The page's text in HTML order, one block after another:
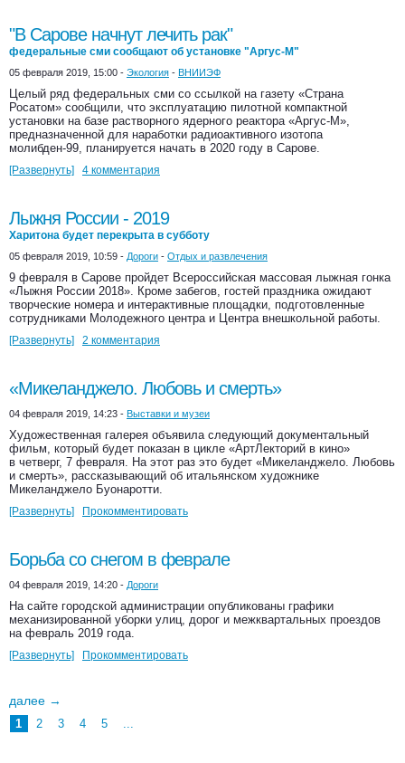
"В Сарове начнут лечить рак"
федеральные сми сообщают об установке "Аргус-М"
05 февраля 2019, 15:00 - Экология - ВНИИЭФ
Целый ряд федеральных сми со ссылкой на газету «Страна
Росатом» сообщили, что эксплуатацию пилотной компактной
установки на базе растворного ядерного реактора «Аргус-М»,
предназначенной для наработки радиоактивного изотопа
молибден-99, планируется начать в 2020 году в Сарове.
[Развернуть] 4 комментария
Лыжня России - 2019
Харитона будет перекрыта в субботу
05 февраля 2019, 10:59 - Дороги - Отдых и развлечения
9 февраля в Сарове пройдет Всероссийская массовая лыжная гонка
«Лыжня России 2018». Кроме забегов, гостей праздника ожидают
творческие номера и интерактивные площадки, подготовленные
сотрудниками Молодежного центра и Центра внешкольной работы.
[Развернуть] 2 комментария
«Микеланджело. Любовь и смерть»
04 февраля 2019, 14:23 - Выставки и музеи
Художественная галерея объявила следующий документальный
фильм, который будет показан в цикле «АртЛекторий в кино»
в четверг, 7 февраля. На этот раз это будет «Микеланджело. Любовь
и смерть», рассказывающий об итальянском художнике
Микеланджело Буонаротти.
[Развернуть] Прокомментировать
Борьба со снегом в феврале
04 февраля 2019, 14:20 - Дороги
На сайте городской администрации опубликованы графики
механизированной уборки улиц, дорог и межквартальных проездов
на февраль 2019 года.
[Развернуть] Прокомментировать
далее →
1 2 3 4 5 ...